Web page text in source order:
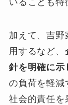
加えて、吉
用するなど、
針を明確に示
の負荷を軽減
社会的責任を